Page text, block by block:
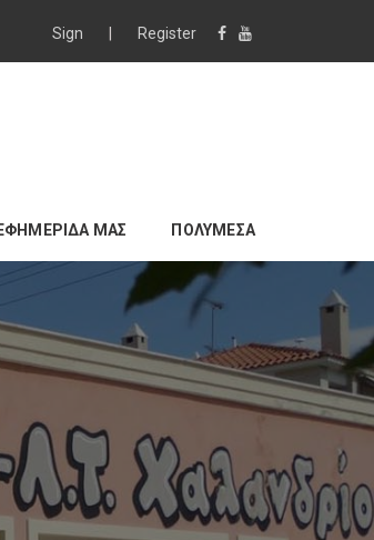
Sign Register
ΜΑΣ ΠΟΛΥΜΕΣΑ